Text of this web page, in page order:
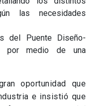
las necesidades
del Puente Diseño-
por medio de una
oportunidad que
e insistió que